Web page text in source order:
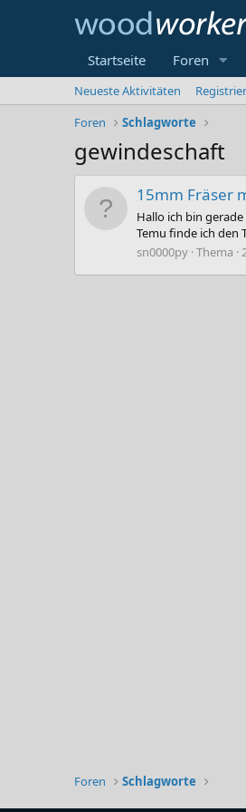
Startseite Foren
Neueste Aktivitäten
Foren
Schlagworte
gewindeschaft
15mm Fräser
Hallo ich bin
Temu finde ich den
sn0000py Thema
Foren Schlagworte